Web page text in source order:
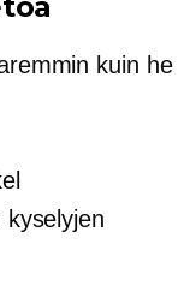
kuin he
kyselyjen